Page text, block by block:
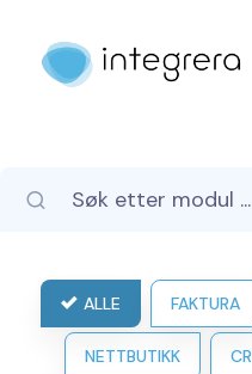
ALLE FAKTURA
NETTBUTIKK